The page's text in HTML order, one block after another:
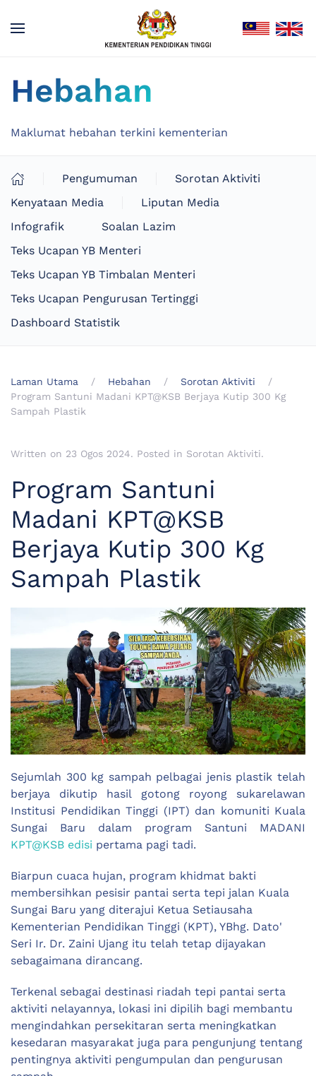
Hebahan
Maklumat hebahan terkini kementerian
Pengumuman
Sorotan Aktiviti
Kenyataan Media
Liputan Media
Infografik
Soalan Lazim
Teks Ucapan YB Menteri
Teks Ucapan YB Timbalan Menteri
Teks Ucapan Pengurusan Tertinggi
Dashboard Statistik
Laman Utama Hebahan
Sorotan Aktiviti
Program Santuni Madani KPT@KSB Berjaya Kutip 300 Kg
Sampah Plastik
Written on 23 Ogos 2024. Posted in Sorotan Aktiviti.
Program Santuni
Madani KPT@KSB
Berjaya Kutip 300 Kg
Sampah Plastik
Sejumlah 300 kg sampah pelbagai jenis plastik telah
berjaya dikutip hasil gotong royong sukarelawan
Institusi Pendidikan Tinggi (IPT) dan komuniti Kuala
Sungai Baru dalam program Santuni MADANI
KPT@KSB edisi pertama pagi tadi.
Biarpun cuaca hujan, program khidmat bakti
membersihkan pesisir pantai serta tepi jalan Kuala
Sungai Baru yang diterajui Ketua Setiausaha
Kementerian Pendidikan Tinggi (KPT), YBhg. Dato'
Seri Ir. Dr. Zaini Ujang itu telah tetap dijayakan
sebagaimana dirancang.
Terkenal sebagai destinasi riadah tepi pantai serta
aktiviti nelayannya, lokasi ini dipilih bagi membantu
mengindahkan persekitaran serta meningkatkan
kesedaran masyarakat juga para pengunjung tentang
pentingnya aktiviti pengumpulan dan pengurusan